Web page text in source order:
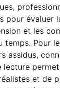
pour évaluer
et les
temps. Pour
assidus,
lecture
et de